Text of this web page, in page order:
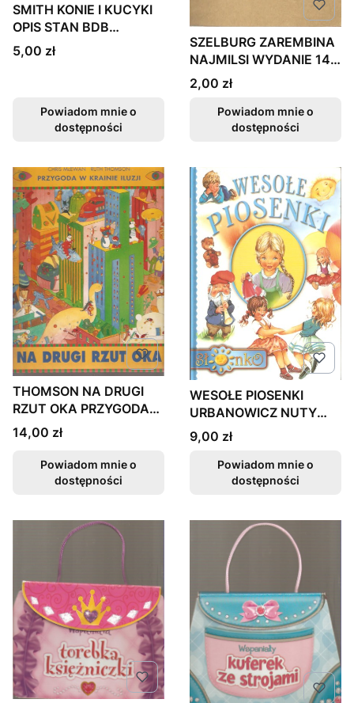
SMITH KONIE I KUCYKI
OPIS STAN BDB
FAKTURA
Cena
5,00 zł
Powiadom mnie o
dostępności
SZELBURG ZAREMBINA
NAJMILSI WYDANIE 14
FAKTURA
Cena
2,00 zł
Powiadom mnie o
dostępności
THOMSON NA DRUGI
RZUT OKA PRZYGODA
W KRAINIE ILUZJ
Cena
14,00 zł
Powiadom mnie o
dostępności
WESOŁE PIOSENKI
URBANOWICZ NUTY
STAN BDB FAKTURA
Cena
9,00 zł
Powiadom mnie o
dostępności